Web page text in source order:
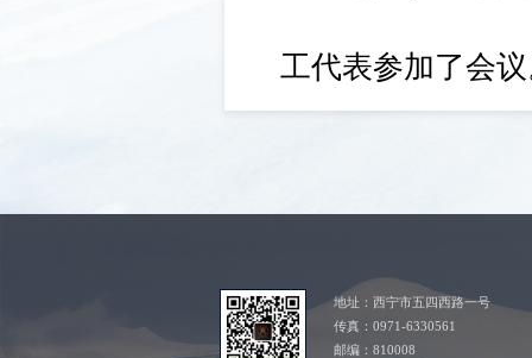
工代表参加了会
地址：西宁市五四西路一号
传真：0971-6330561
邮编：810008